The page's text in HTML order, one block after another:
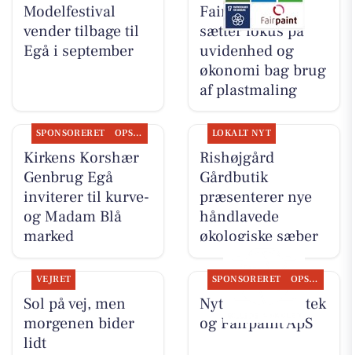
Modelfestival
vender tilbage til
Egå i september
Fairpaint ApS
sætter fokus på
uvidenhed og
økonomi bag brug
af plastmaling
SPONSORERET OPSLAGSTAVLEN
Kirkens Korshær
Genbrug Egå
inviterer til kurve-
og Madam Blå
marked
LOKALT NYT
Rishøjgård
Gårdbutik
præsenterer nye
håndlavede
økologiske sæber
VEJRET
Sol på vej, men
morgenen bider
lidt
SPONSORERET OPSLAGSTAVLEN
Nyt fra Egå Apotek
og Fairpaint ApS